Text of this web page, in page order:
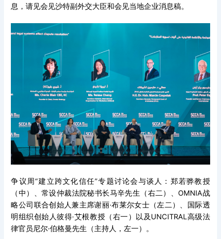
息，请见会见沙特副外交大臣和会见当地企业消息稿。
争议周“建立跨文化信任”专题讨论会与谈人：郑若骅教授
（中）、常设仲裁法院秘书长马辛先生（右二）、OMNIA战
略公司联合创始人兼主席谢丽·布莱尔女士（左二）、国际透
明组织创始人彼得·艾根教授（右一）以及UNCITRAL高级法
律官员尼尔·伯格曼先生（主持人，左一）。